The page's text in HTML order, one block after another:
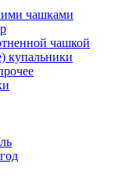
чашками
чашкой
купальники